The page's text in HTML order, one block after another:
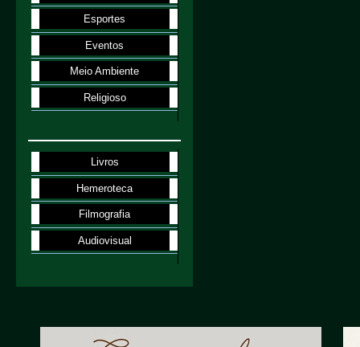
Esportes
Eventos
Meio Ambiente
Religioso
Livros
Hemeroteca
Filmografia
Audiovisual